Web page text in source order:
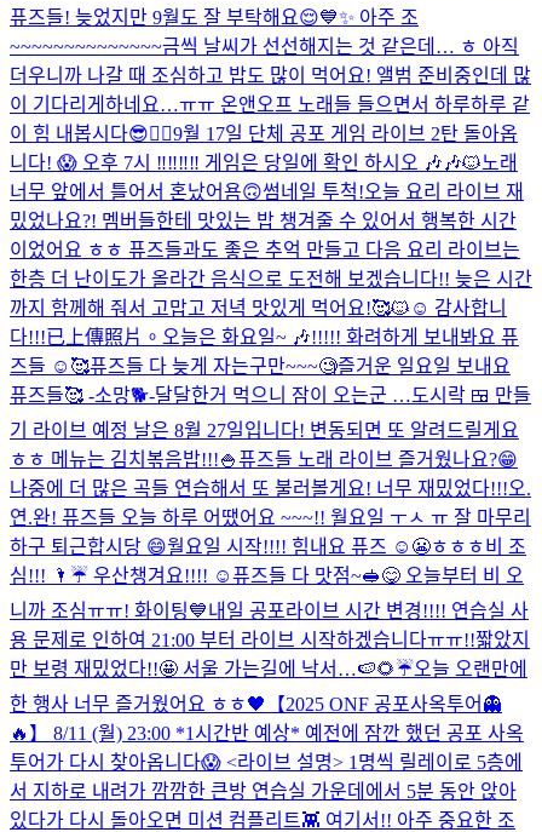
퓨즈들! 늦었지만 9월도 잘 부탁해요😌💙✨ 아주 조
~~~~~~~~~~~~~~금씩 날씨가 선선해지는 것 같은데… ㅎ 아직
더우니까 나갈 때 조심하고 밥도 많이 먹어요! 앨범 준비중인데 많
이 기다리게하네요…ㅠㅠ 온앤오프 노래들 들으면서 하루하루 같
이 힘 내봅시다😎❤️‍🔥9월 17일 단체 공포 게임 라이브 2탄 돌아옵
니다! 😱 오후 7시 ‼️‼️‼️‼️ 게임은 당일에 확인 하시오 🎶🎶🐱노래
너무 앞에서 틀어서 혼났어욤🙃썸네일 투척!오늘 요리 라이브 재
밌었나요?! 멤버들한테 맛있는 밥 챙겨줄 수 있어서 행복한 시간
이었어요 ㅎㅎ 퓨즈들과도 좋은 추억 만들고 다음 요리 라이브는
한층 더 난이도가 올라간 음식으로 도전해 보겠습니다!! 늦은 시간
까지 함께해 줘서 고맙고 저녁 맛있게 먹어요!🥰🐱☺️ 감사합니
다!!!已上傳照片。 오늘은 화요일~ 🎶!!!!! 화려하게 보내봐요 퓨
즈들 ☺️🥰퓨즈들 다 늦게 자는구만~~~🧐즐거운 일요일 보내요
퓨즈들🥰 -소망🐕-달달한거 먹으니 잠이 오는군 …도시락 🍱 만들
기 라이브 예정 날은 8월 27일입니다! 변동되면 또 알려드릴게요
ㅎㅎ 메뉴는 김치볶음밥!!!🍚퓨즈들 노래 라이브 즐거웠나요?😁
나중에 더 많은 곡들 연습해서 또 불러볼게요! 너무 재밌었다!!!오.
연.완! 퓨즈들 오늘 하루 어땠어요 ~~~!! 월요일 ㅜㅅ ㅠ 잘 마무리
하구 퇴근합시당 😄월요일 시작!!!! 힘내요 퓨즈 ☺️😬ㅎㅎㅎ비 조
심!!! 🌂☔️ 우산챙겨요!!!! ☺️퓨즈들 다 맛점~🥪😋 오늘부터 비 오
니까 조심ㅠㅠ! 화이팅💙내일 공포라이브 시간 변경!!!! 연습실 사
용 문제로 인하여 21:00 부터 라이브 시작하겠습니다ㅠㅠ!!짧았지
만 보령 재밌었다!!🤩 서울 가는길에 낙서…🍉🌻☔️오늘 오랜만에
한 행사 너무 즐거웠어요 ㅎㅎ🖤
【2025 ONF 공포사옥투어👻
🔥】 8/11 (월) 23:00 *1시간반 예상* 예전에 잠깐 했던 공포 사옥
투어가 다시 찾아옵니다😱 <라이브 설명> 1명씩 릴레이로 5층에
서 지하로 내려가 깜깜한 큰방 연습실 가운데에서 5분 동안 앉아
있다가 다시 돌아오면 미션 컴플리트👾 여기서!! 아주 중요한 조